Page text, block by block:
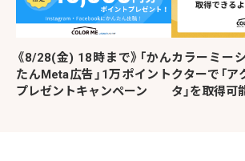
《8/28(金) 18時まで》「かん
たんMeta広告」1万ポイント
プレゼントキャンペーン
カラーミー
クターで「
タ」を取得可